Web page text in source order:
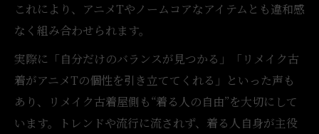
これにより、アニメTやノームコアなアイテムとも違和感
なく組み合わせられます。
実際に「自分だけのバランスが見つかる」「リメイク古
着がアニメTの個性を引き立ててくれる」といった声も
あり、リメイク古着屋側も“着る人の自由”を大切にして
います。トレンドや流行に流されず、着る人自身が主役